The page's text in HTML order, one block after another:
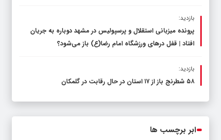
بازدید:
پرونده میزبانی استقلال و پرسپولیس در مشهد دوباره به جریان
افتاد | قفل در‌های ورزشگاه امام رضا(ع) باز می‌شود؟
بازدید:
۵۸ شطرنج‌ باز از ۱۷ استان در حال رقابت در گلمکان
ابر برچسب ها